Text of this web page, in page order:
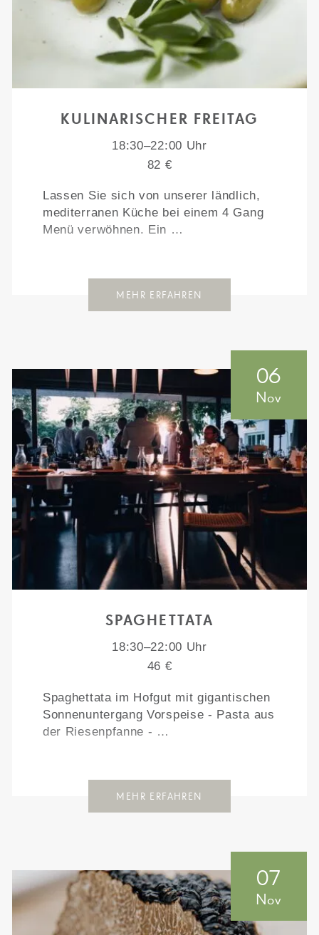
KULINARISCHER FREITAG
18:30–22:00 Uhr
82 €
Lassen Sie sich von unserer ländlich,
mediterranen Küche bei einem 4 Gang
Menü verwöhnen. Ein …
MEHR ERFAHREN
06
Nov
SPAGHETTATA
18:30–22:00 Uhr
46 €
Spaghettata im Hofgut mit gigantischen
Sonnenuntergang Vorspeise - Pasta aus
der Riesenpfanne - …
MEHR ERFAHREN
07
Nov